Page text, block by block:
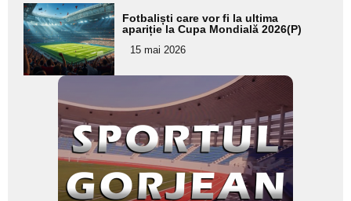
Adaugă
aici textul
pentru
subtitlu
Fotbaliști care vor fi la ultima
apariție la Cupa Mondială 2026(P)
15 mai 2026